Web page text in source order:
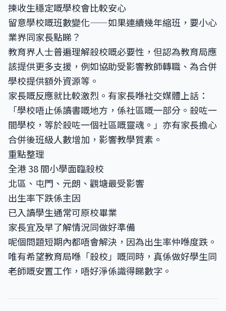
揀收生穩定嘅學校會比較安心
留意學校嘅班數變化——如果連續幾年縮班，要小心
業界同家長點睇？
教育界人士普遍理解殺校嘅必要性，但認為教育局應
該提供更多支援，例如協助受影響教師轉職、為合併
學校提供額外資源等。
家長嘅反應就比較激烈。有家長喺社交媒體上話：
「學校唔止係讀書嘅地方，係社區嘅一部分。殺咗一
間學校，等於殺咗一個社區嘅靈魂。」亦有家長擔心
合併後班級人數增加，影響教學質素。
重點整理
全港 38 間小學面臨殺校
北區、屯門、元朗、觀塘最受影響
出生率下跌係主因
已入讀學生通常可原校畢業
家長宜及早了解情況同做好準備
呢個問題短期內都唔會解決，因為出生率仲喺度跌。
唯有希望教育局喺「殺校」嘅同時，真係做好學生同
老師嘅安置工作，唔好淨係識得睇數字。